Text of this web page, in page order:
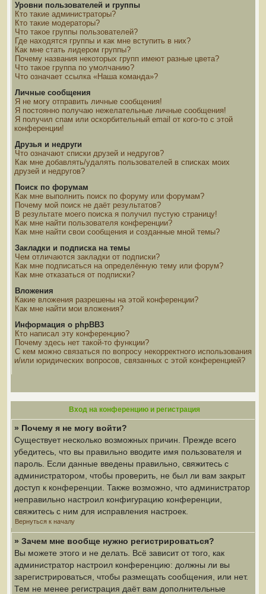
Уровни пользователей и группы
Кто такие администраторы?
Кто такие модераторы?
Что такое группы пользователей?
Где находятся группы и как мне вступить в них?
Как мне стать лидером группы?
Почему названия некоторых групп имеют разные цвета?
Что такое группа по умолчанию?
Что означает ссылка «Наша команда»?
Личные сообщения
Я не могу отправить личные сообщения!
Я постоянно получаю нежелательные личные сообщения!
Я получил спам или оскорбительный email от кого-то с этой
конференции!
Друзья и недруги
Что означают списки друзей и недругов?
Как мне добавлять/удалять пользователей в списках моих
друзей и недругов?
Поиск по форумам
Как мне выполнить поиск по форуму или форумам?
Почему мой поиск не даёт результатов?
В результате моего поиска я получил пустую страницу!
Как мне найти пользователя конференции?
Как мне найти свои сообщения и созданные мной темы?
Закладки и подписка на темы
Чем отличаются закладки от подписки?
Как мне подписаться на определённую тему или форум?
Как мне отказаться от подписки?
Вложения
Какие вложения разрешены на этой конференции?
Как мне найти мои вложения?
Информация о phpBB3
Кто написал эту конференцию?
Почему здесь нет такой-то функции?
С кем можно связаться по вопросу некорректного использования
и/или юридических вопросов, связанных с этой конференцией?
Вход на конференцию и регистрация
» Почему я не могу войти?
Существует несколько возможных причин. Прежде всего
убедитесь, что вы правильно вводите имя пользователя и
пароль. Если данные введены правильно, свяжитесь с
администратором, чтобы проверить, не был ли вам закрыт
доступ к конференции. Также возможно, что администратор
неправильно настроил конфигурацию конференции,
свяжитесь с ним для исправления настроек.
Вернуться к началу
» Зачем мне вообще нужно регистрироваться?
Вы можете этого и не делать. Всё зависит от того, как
администратор настроил конференцию: должны ли вы
зарегистрироваться, чтобы размещать сообщения, или нет.
Тем не менее регистрация даёт вам дополнительные